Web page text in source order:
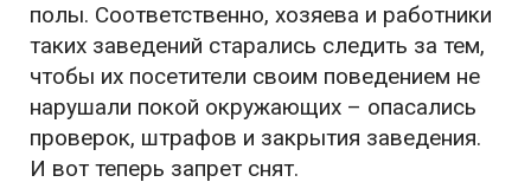
полы. Соответственно, хозяева и работники
таких заведений старались следить за тем,
чтобы их посетители своим поведением не
нарушали покой окружающих – опасались
проверок, штрафов и закрытия заведения.
И вот теперь запрет снят.